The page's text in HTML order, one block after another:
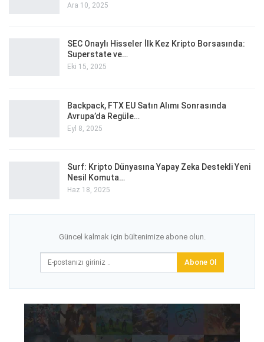
Ara 10, 2025
SEC Onaylı Hisseler İlk Kez Kripto Borsasında:
Superstate ve…
Eki 15, 2025
Backpack, FTX EU Satın Alımı Sonrasında
Avrupa’da Regüle…
Eyl 8, 2025
Surf: Kripto Dünyasına Yapay Zeka Destekli Yeni
Nesil Komuta…
Haz 18, 2025
Güncel kalmak için bültenimize abone olun.
Abone Ol